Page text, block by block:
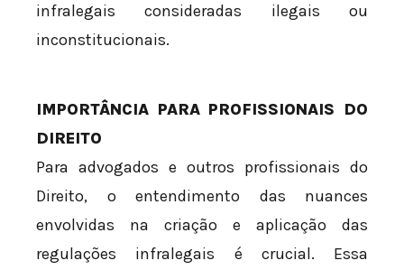
infralegais consideradas ilegais ou
inconstitucionais.
IMPORTÂNCIA PARA PROFISSIONAIS DO
DIREITO
Para advogados e outros profissionais do
Direito, o entendimento das nuances
envolvidas na criação e aplicação das
regulações infralegais é crucial. Essa